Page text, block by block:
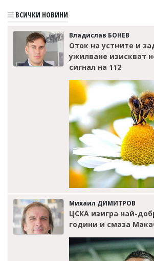
ВСИЧКИ НОВИНИ
Владислав БОНЕВ
Оток на устните и
ужилване изискват
сигнал на 112
Михаил ДИМИТРОВ
ЦСКА изигра най-
години и смаза